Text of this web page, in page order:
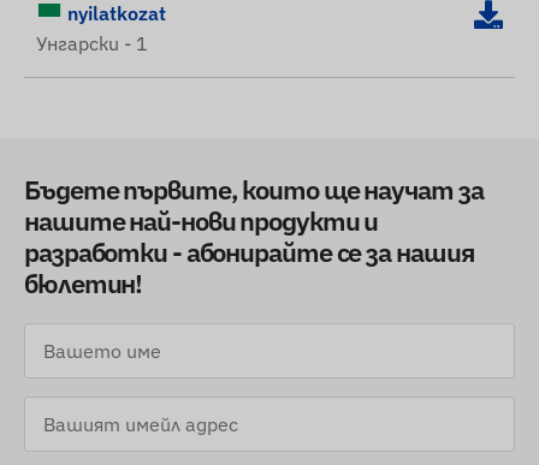
nyilatkozat
Унгарски - 1
Бъдете първите, които ще научат за
нашите най-нови продукти и
разработки - абонирайте се за нашия
бюлетин!